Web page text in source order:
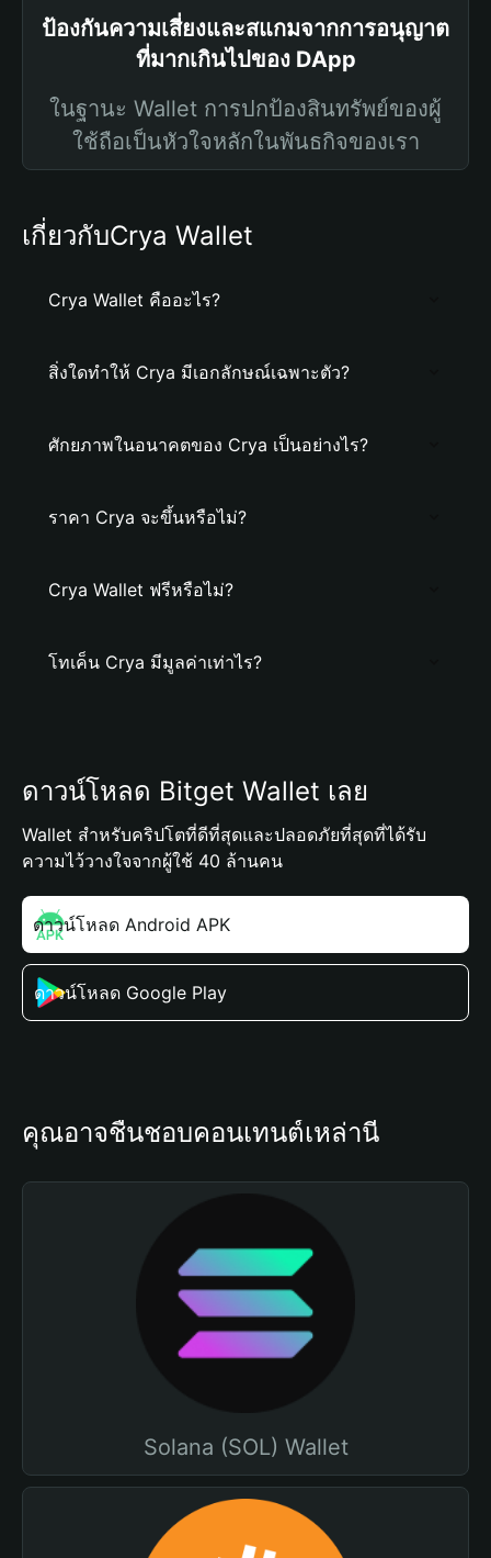
ป้องกันความเสี่ยงและสแกมจากการอนุญาต
ที่มากเกินไปของ DApp
ในฐานะ Wallet การปกป้องสินทรัพย์ของผู้
ใช้ถือเป็นหัวใจหลักในพันธกิจของเรา
เกี่ยวกับCrya Wallet
Crya Wallet คืออะไร?
สิ่งใดทำให้ Crya มีเอกลักษณ์เฉพาะตัว?
ศักยภาพในอนาคตของ Crya เป็นอย่างไร?
ราคา Crya จะขึ้นหรือไม่?
Crya Wallet ฟรีหรือไม่?
โทเค็น Crya มีมูลค่าเท่าไร?
ดาวน์โหลด Bitget Wallet เลย
Wallet สำหรับคริปโตที่ดีที่สุดและปลอดภัยที่สุดที่ได้รับ
ความไว้วางใจจากผู้ใช้ 40 ล้านคน
ดาวน์โหลด Android APK
ดาวน์โหลด Google Play
คุณอาจชื่นชอบคอนเทนต์เหล่านี้
Solana (SOL) Wallet